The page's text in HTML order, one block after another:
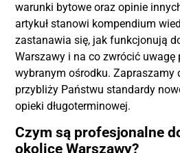
warunki bytowe oraz opinie
artykuł stanowi kompendium
zastanawia się, jak funkcjonują
Warszawy i na co zwrócić
wybranym ośrodku. Zapraszamy
przybliży Państwu standardy
opieki długoterminowej.
Czym są profesjonalne
okolice Warszawy?